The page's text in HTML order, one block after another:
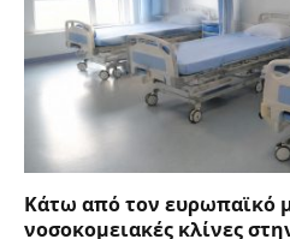
Κάτω από τον ευρωπαϊκό
νοσοκομειακές κλίνες